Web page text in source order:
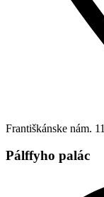
Františkánske nám. 11
Pálffyho palác